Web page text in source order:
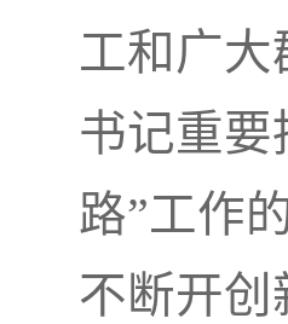
工和广
书记重要
路”工作
不断开